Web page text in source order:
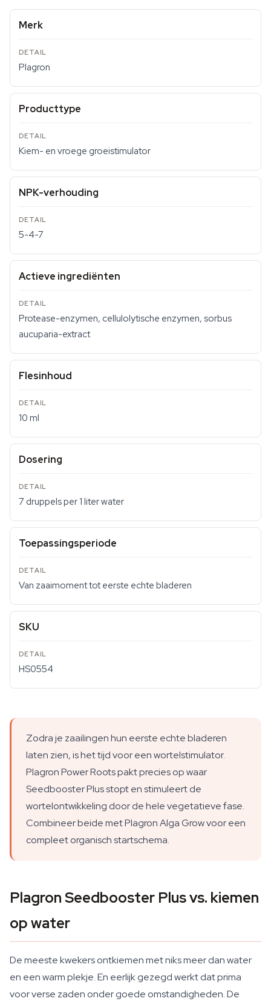
Merk
Plagron
Producttype
Kiem- en vroege groeistimulator
NPK-verhouding
5-4-7
Actieve ingrediënten
Protease-enzymen, cellulolytische enzymen, sorbus
aucuparia-extract
Flesinhoud
10 ml
Dosering
7 druppels per 1 liter water
Toepassingsperiode
Van zaaimoment tot eerste echte bladeren
SKU
HS0554
Zodra je zaailingen hun eerste echte bladeren
laten zien, is het tijd voor een wortelstimulator.
Plagron Power Roots pakt precies op waar
Seedbooster Plus stopt en stimuleert de
wortelontwikkeling door de hele vegetatieve fase.
Combineer beide met Plagron Alga Grow voor een
compleet organisch startschema.
Plagron Seedbooster Plus vs. kiemen
op water
De meeste kwekers ontkiemen met niks meer dan water
en een warm plekje. En eerlijk gezegd werkt dat prima
voor verse zaden onder goede omstandigheden. De